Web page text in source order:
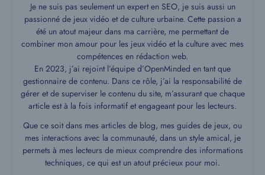
Je ne suis pas seulement un expert en SEO, je suis aussi un
passionné de jeux vidéo et de culture urbaine. Cette passion a
été un atout majeur dans ma carrière, me permettant de
combiner mon amour pour les jeux vidéo et la culture avec mes
compétences en rédaction web.
En 2023, j’ai rejoint l’équipe d’OpenMinded en tant que
gestionnaire de contenu. Dans ce rôle, j’ai la responsabilité de
gérer et de superviser le contenu du site, m’assurant que chaque
article est à la fois informatif et engageant pour les lecteurs.
Que ce soit dans mes articles de blog, mes guides de jeux, ou
mes interactions avec la communauté, dans un style amical, je
permets à mes lecteurs de mieux comprendre des informations
techniques, ce qui est un atout précieux pour moi.